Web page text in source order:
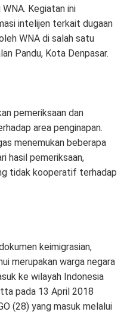
Kegiatan ini
intelijen terkait dugaan
WNA di salah satu
Pandu, Kota Denpasar.
pemeriksaan dan
area penginapan.
menemukan beberapa
hasil pemeriksaan,
tidak kooperatif terhadap
keimigrasian,
merupakan warga negara
ke wilayah Indonesia
pada 13 April 2018
(28) yang masuk melalui